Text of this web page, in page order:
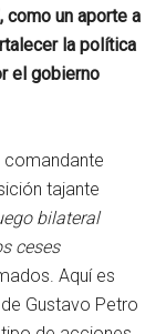
como un aporte a
la política
el gobierno
comandante
tajante
bilateral
ceses
Aquí es
Gustavo Petro